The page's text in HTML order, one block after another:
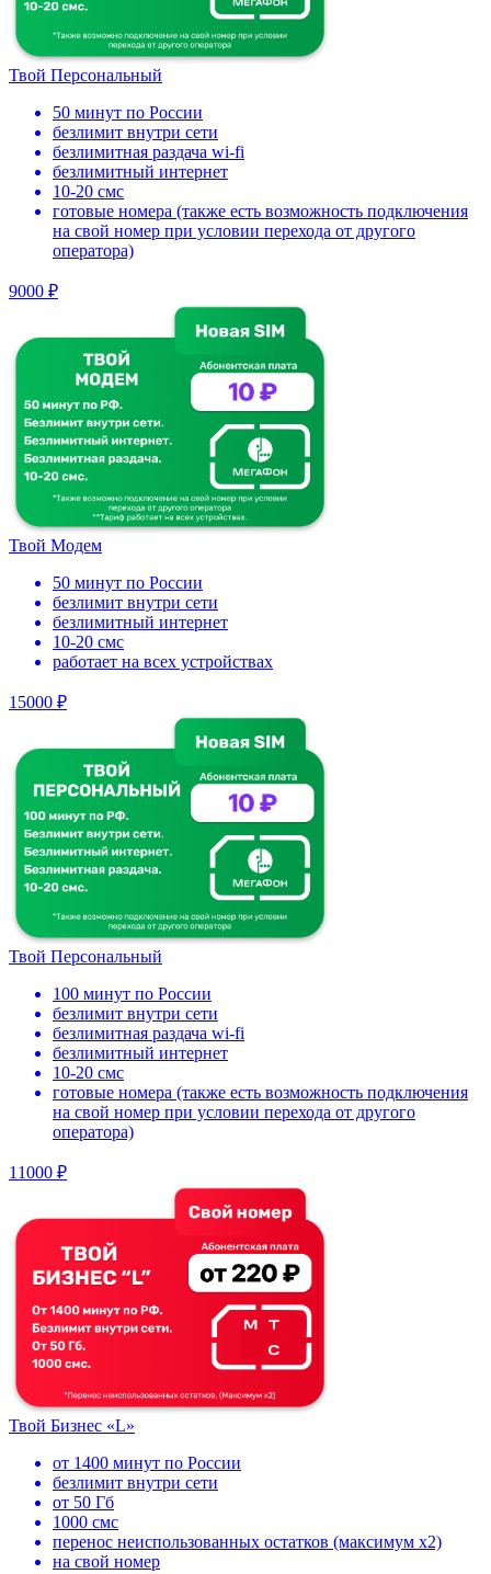
Твой Персональный
50 минут по России
безлимит внутри сети
безлимитная раздача wi-fi
безлимитный интернет
10-20 смс
готовые номера (также есть возможность подключения
на свой номер при условии перехода от другого
оператора)
9000 ₽
Твой Модем
50 минут по России
безлимит внутри сети
безлимитный интернет
10-20 смс
работает на всех устройствах
15000 ₽
Твой Персональный
100 минут по России
безлимит внутри сети
безлимитная раздача wi-fi
безлимитный интернет
10-20 смс
готовые номера (также есть возможность подключения
на свой номер при условии перехода от другого
оператора)
11000 ₽
Твой Бизнес «L»
от 1400 минут по России
безлимит внутри сети
от 50 Гб
1000 смс
перенос неиспользованных остатков (максимум х2)
на свой номер